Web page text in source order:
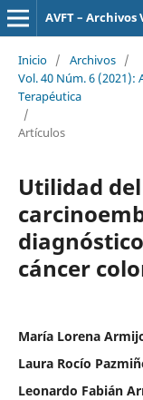
AVFT –
Inicio / Archivos /
Vol. 40 Núm. 6 (2021):
Terapéutica
/
Artículos
Utilidad
cáncer
María Lorena
Laura Rocío
Leonardo Fabián